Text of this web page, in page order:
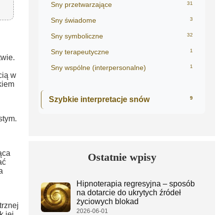
w
Sny przetwarzające 31
Sny świadome 3
Sny symboliczne 32
Sny terapeutyczne 1
Sny wspólne (interpersonalne) 1
Szybkie interpretacje snów 9
Ostatnie wpisy
Hipnoterapia regresyjna – sposób
na dotarcie do ukrytych źródeł
życiowych blokad
2026-06-01